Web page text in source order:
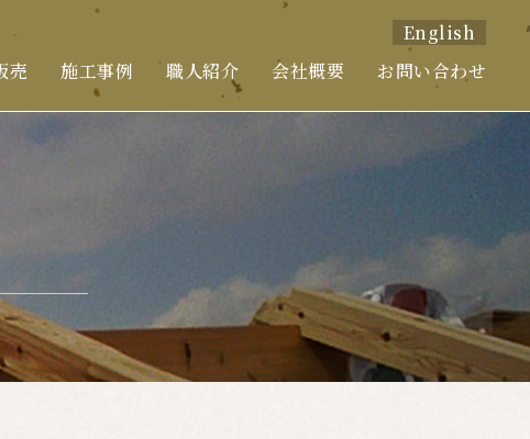
English
売 施工事例 職人紹介 会社概要 お問い合わせ